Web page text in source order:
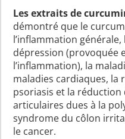
Les extraits de
démontré que le
l’inflammation
dépression (provoquée
l’inflammation), la
maladies cardiaques,
psoriasis et la réduction
articulaires dues à la
syndrome du côlon
le cancer.